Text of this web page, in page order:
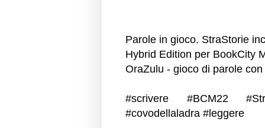
Parole in gioco. StraStorie
Hybrid Edition per BookCity
OraZulu - gioco di parole
#scrivere #BCM22
#covodellaladra #leggere